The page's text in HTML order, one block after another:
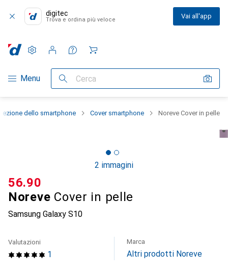
digitec
Trova e ordina più veloce Vai all'app
Categoria Navigazione
Menu Cerca
Impostazioni
Conto cliente
Liste di confronto
Liste dei desideri
Carrello
dello smartphone Cover smartphone Noreve Cover in pelle
2 immagini
Noreve Cover in pelle
Samsung Galaxy S10
CHF
56.90
1
Valutazioni Marca
Altri prodotti Noreve